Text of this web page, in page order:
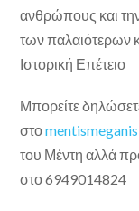
ανθρώπους και
των παλαιότερων
Ιστορική Επέτειο
Μπορείτε
στο
του Μέντη αλλά
στο 6949014824